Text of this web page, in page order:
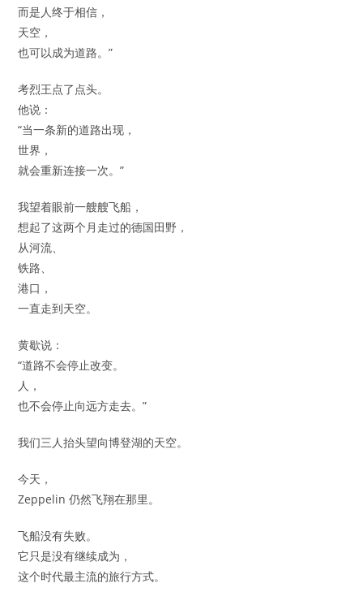
而是人终于相信，
天空，
也可以成为道路。”
考烈王点了点头。
他说：
“当一条新的道路出现，
世界，
就会重新连接一次。”
我望着眼前一艘艘飞船，
想起了这两个月走过的德国田野，
从河流、
铁路、
港口，
一直走到天空。
黄歇说：
“道路不会停止改变。
人，
也不会停止向远方走去。”
我们三人抬头望向博登湖的天空。
今天，
Zeppelin 仍然飞翔在那里。
飞船没有失败。
它只是没有继续成为，
这个时代最主流的旅行方式。